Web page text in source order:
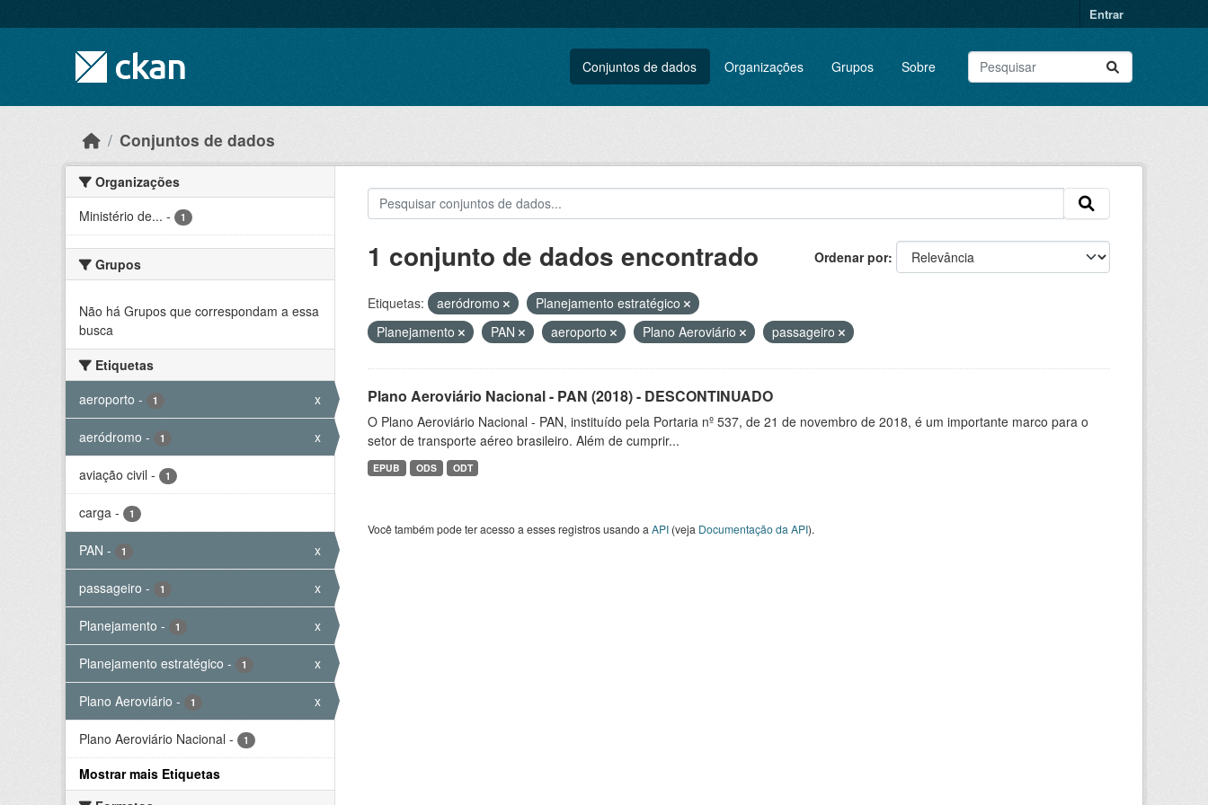
Entrar
Conjuntos de dados Organizações Grupos Sobre
Conjuntos de dados
Organizações
Ministério de... - 1
Grupos
Não há Grupos que correspondam a essa
busca
Etiquetas
aeroporto - 1 x
aeródromo - 1 x
aviação civil - 1
carga - 1
PAN - 1 x
passageiro - 1 x
Planejamento - 1 x
Planejamento estratégico - 1 x
Plano Aeroviário - 1 x
Plano Aeroviário Nacional - 1
Mostrar mais Etiquetas
Ordenar por
1 conjunto de dados encontrado
Etiquetas: aeródromo
Planejamento estratégico
Planejamento
PAN aeroporto Plano Aeroviário passageiro
Plano Aeroviário Nacional - PAN (2018) - DESCONTINUADO
O Plano Aeroviário Nacional - PAN, instituído pela Portaria nº 537, de 21 de novembro de 2018, é um importante marco para o
setor de transporte aéreo brasileiro. Além de cumprir...
EPUB ODS ODT
Você também pode ter acesso a esses registros usando a API(veja Documentação da API).